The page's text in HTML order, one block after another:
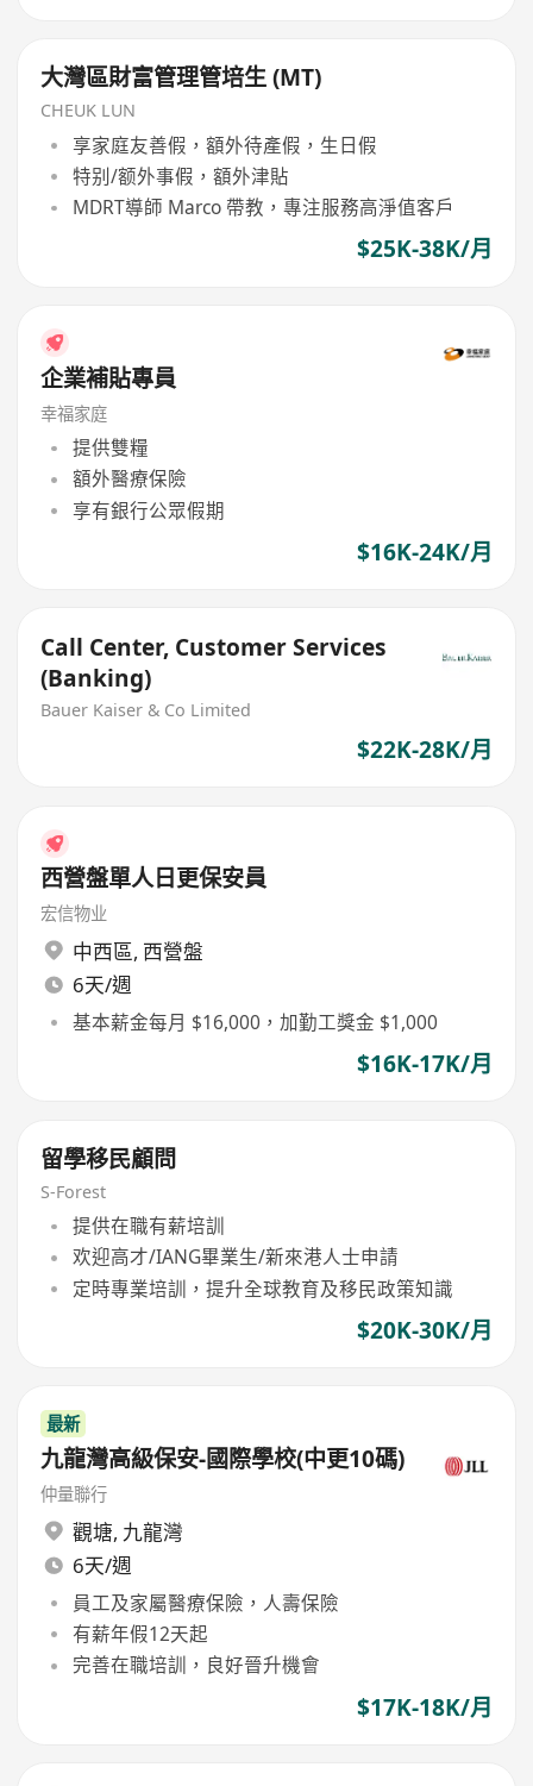
大灣區財富管理管培生 (MT)
CHEUK LUN
享家庭友善假，額外待產假，生日假
特别/额外事假，額外津貼
MDRT導師 Marco 帶教，專注服務高淨值客戶
$25K-38K/月
企業補貼專員
幸福家庭
提供雙糧
額外醫療保險
享有銀行公眾假期
$16K-24K/月
Call Center, Customer Services
(Banking)
Bauer Kaiser & Co Limited
$22K-28K/月
西營盤單人日更保安員
宏信物业
中西區, 西營盤
6天/週
基本薪金每月 $16,000，加勤工獎金 $1,000
$16K-17K/月
留學移民顧問
S-Forest
提供在職有薪培訓
欢迎高才/IANG畢業生/新來港人士申請
定時專業培訓，提升全球教育及移民政策知識
$20K-30K/月
最新
九龍灣高級保安-國際學校(中更10碼)
仲量聯行
觀塘, 九龍灣
6天/週
員工及家屬醫療保險，人壽保險
有薪年假12天起
完善在職培訓，良好晉升機會
$17K-18K/月